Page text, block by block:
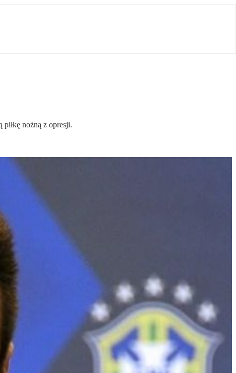
nożną z opresji.